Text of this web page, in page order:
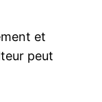
et
peut